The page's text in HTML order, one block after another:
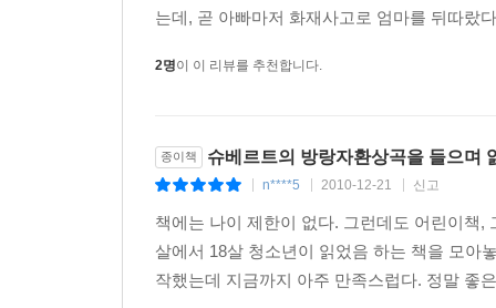
진학 시험을 앞둔 중학교 3학년 여학생으로서의
연습과 공부를 게을리하지 않는다. 음악이라는
이 작품은 프랑스 청소년들로부터 많은 사랑을
Tam)상’을 받기도 했다. 청소년들은 자기 또래의
후 독자들의 사랑을 꾸준히 누려 왔고, 청소년
사랑을 받고 있을 것이다. 2009년 개정판은 작
감성에 맞는 새로운 표지 디자인으로 새롭게 독자
는데, 곧 아빠마저 화재사고로 엄마를 뒤따랐
2명이 이 리뷰를 추천합니다.
종이책 슈베르트의 방랑자환상곡을 들으며
n****5 2010-12-21 신고
책에는 나이 제한이 없다. 그런데도 어린이책,
살에서 18살 청소년이 읽었음 하는 책을 모아
작했는데 지금까지 아주 만족스럽다. 정말 좋